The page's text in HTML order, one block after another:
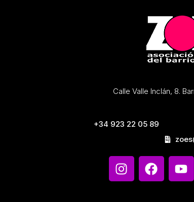
Calle Valle Inclán, 8.
+34 923 22 05 89